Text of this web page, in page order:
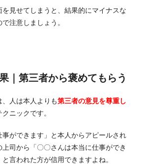
見せてしまうと、結果的にマイナスな
注意しましょう。
｜第三者から褒めてもらう
人は本人よりも第三者の意見を尊重し
ニックです。
事ができます」と本人からアピールされ
司から「〇〇さんは本当に仕事ができ
言われた方が信用できますよね。